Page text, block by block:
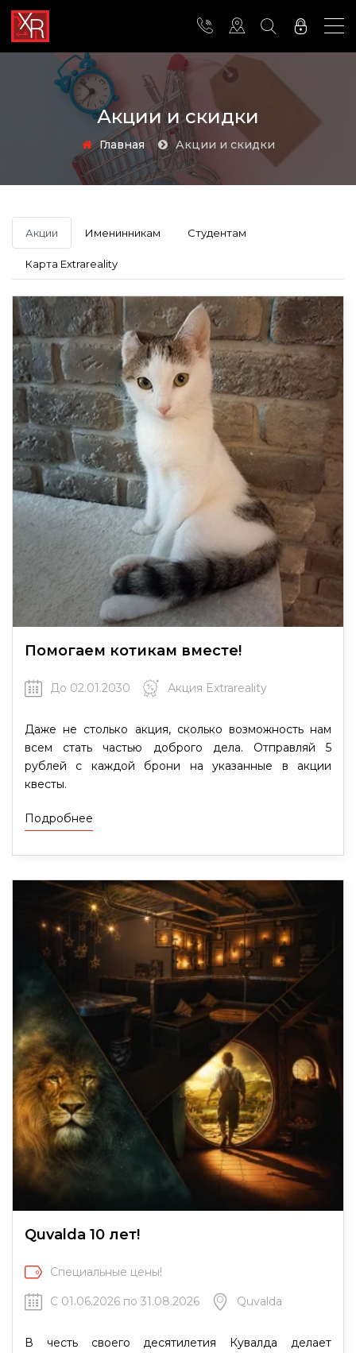
Акции и скидки
Главная Акции и скидки
Акции Именинникам Студентам
Карта Extrareality
Помогаем котикам вместе!
До 02.01.2030 Акция Extrareality
Даже не столько акция, сколько возможность нам
всем стать частью доброго дела. Отправляй 5
рублей с каждой брони на указанные в акции
квесты.
Подробнее
Quvalda 10 лет!
Специальные цены!
С 01.06.2026 по 31.08.2026 Quvalda
В честь своего десятилетия Кувалда делает